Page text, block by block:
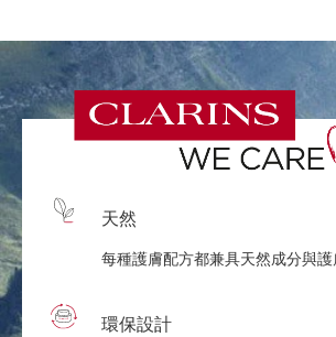
天然
每種護膚配方都兼具天然成分與護
環保設計